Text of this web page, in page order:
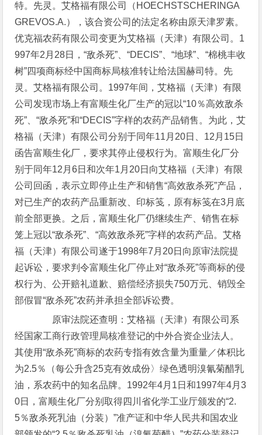
特。先灵。艾格福有限公司（HOECHSTSCHERINGA
GREVOS.A.），该合资公司的法定名称由原天津罗素。
优克福农药有限公司变更为艾格福（天津）有限公司。1
997年2月28日，“敌杀死”、“DECIS”、“地球”、“棉桃丰收
树”四项商标经中国商标局核准转让给法国赫司特。先
灵。艾格福有限公司。1997年间，艾格福（天津）有限
公司发现市场上有富顺生化厂生产的冠以“10％高效敌杀
死”、“敌杀死”和“DECIS”字样的农药产品销售。为此，艾
格福（天津）有限公司分别于同年11月20日、12月15日
函告富顺生化厂，要求其停止侵权行为。富顺生化厂分
别于同年12月6日和次年1月20日向艾格福（天津）有限
公司回函，表示立即停止生产和销售“高效敌杀死”产品，
对已生产的农药产品重新改、印标笺，原有标笺在3月底
前全部更换。之后，富顺生化厂仍继续生产、销售在标
笼上冠以“敌杀死”、“高效敌杀死”字样的农药产品。艾格
福（天津）有限公司遂于1998年7月20日向原审法院提
起诉讼，要求判令富顺生化厂停止对“敌杀死”等商标的侵
权行为、公开赔礼道歉、赔偿经济损失750万元、销毁全
部假冒“敌杀死”农药并承担全部诉讼费。
原审法院还查明：艾格福（天津）有限公司系
经国家工商行政管理局核准登记的中外合资企业法人。
其使用“敌杀死”商标的农药专指有效含量为重量／体积比
为2.5％（每公升含25克有效成份〉绿色透明溴氰菊醋乳
油，系农药中的知名品牌。1992年4月1日和1997年4月3
0日，富顺生化厂分别取得四川省化学工业厅颁发的“2.
5％敌杀死乳油（分装）”准产证和中华人民共和国农业